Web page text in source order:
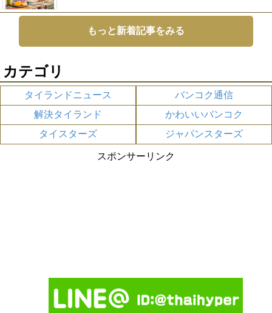
もっと新着記事をみる
カテゴリ
タイランドニュース
バンコク通信
解決タイランド
かわいいバンコク
タイスターズ
ジャパンスターズ
スポンサーリンク